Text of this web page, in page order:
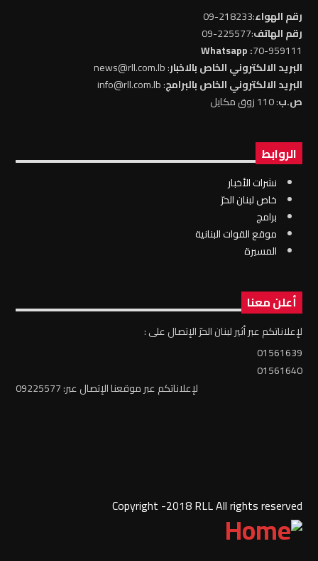
رقم الهواء:218233-09
رقم الهاتف:225577-09
70-959111
: Whatsapp
البريد الالكتروني الخاص بالاخبار: news@rll.com.lb
البريد الالكتروني الخاص بالبرامج: info@rll.com.lb
ص.ب: 110 زوق مكايل
الروابط
نشرات الأخبار
خاص لبنان الحرّ
برامج
موقع القوات البنانية
المسيرة
أعلن معنا
لإعلاناتكم عبر أثير لبنان الحرّ الإتصال على :
01561639
01561640
لإعلاناتكم عبر موقعنا الإتصال عبر: 09225577
Copyright -2018 RLL All rights reserved